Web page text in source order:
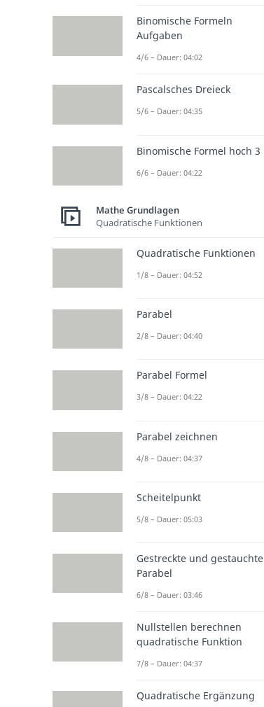
Binomische Formeln
Aufgaben
4/6 – Dauer: 04:02
Pascalsches Dreieck
5/6 – Dauer: 04:35
Binomische Formel hoch 3
6/6 – Dauer: 04:22
Mathe Grundlagen
Quadratische Funktionen
Quadratische Funktionen
1/8 – Dauer: 04:52
Parabel
2/8 – Dauer: 04:40
Parabel Formel
3/8 – Dauer: 04:22
Parabel zeichnen
4/8 – Dauer: 04:37
Scheitelpunkt
5/8 – Dauer: 05:03
Gestreckte und gestauchte
Parabel
6/8 – Dauer: 03:46
Nullstellen berechnen
quadratische Funktion
7/8 – Dauer: 04:37
Quadratische Ergänzung